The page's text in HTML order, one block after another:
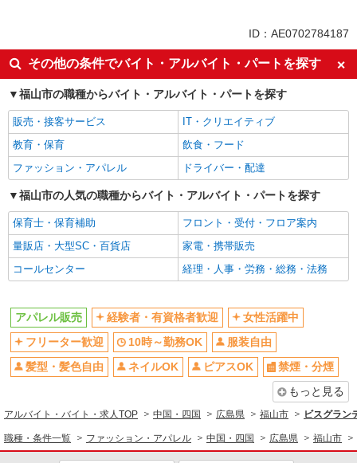
社会保険あり
産休・育休取得実績あり
社員登用あり
ID：AE0702784187
その他の条件でバイト・アルバイト・パートを探す
福山市の職種からバイト・アルバイト・パートを探す
販売・接客サービス
IT・クリエイティブ
教育・保育
飲食・フード
ファッション・アパレル
ドライバー・配達
福山市の人気の職種からバイト・アルバイト・パートを探す
保育士・保育補助
フロント・受付・フロア案内
量販店・大型SC・百貨店
家電・携帯販売
コールセンター
経理・人事・労務・総務・法務
アパレル販売 経験者・有資格者歓迎
女性活躍中
フリーター歓迎
10時～勤務OK
服装自由
髪型・髪色自由
ネイルOK ピアスOK
禁煙・分煙
もっと見る
アルバイト・バイト・求人TOP 中国・四国 広島県 福山市 ビスグラン
職種・条件一覧 ファッション・アパレル 中国・四国 広島県 福山市